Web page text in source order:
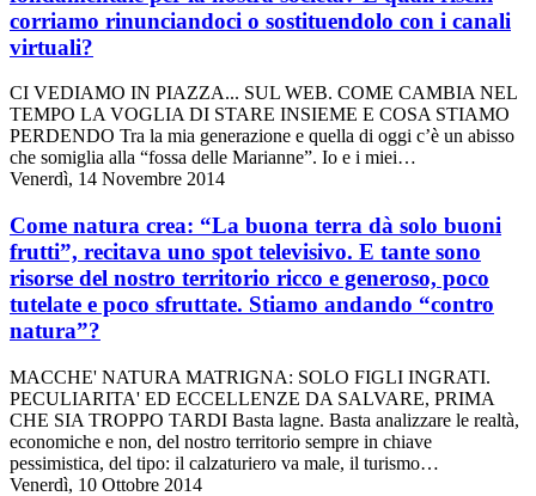
corriamo rinunciandoci o sostituendolo con i canali
virtuali?
CI VEDIAMO IN PIAZZA... SUL WEB. COME CAMBIA NEL
TEMPO LA VOGLIA DI STARE INSIEME E COSA STIAMO
PERDENDO Tra la mia generazione e quella di oggi c’è un abisso
che somiglia alla “fossa delle Marianne”. Io e i miei…
Venerdì, 14 Novembre 2014
Come natura crea: “La buona terra dà solo buoni
frutti”, recitava uno spot televisivo. E tante sono
risorse del nostro territorio ricco e generoso, poco
tutelate e poco sfruttate. Stiamo andando “contro
natura”?
MACCHE' NATURA MATRIGNA: SOLO FIGLI INGRATI.
PECULIARITA' ED ECCELLENZE DA SALVARE, PRIMA
CHE SIA TROPPO TARDI Basta lagne. Basta analizzare le realtà,
economiche e non, del nostro territorio sempre in chiave
pessimistica, del tipo: il calzaturiero va male, il turismo…
Venerdì, 10 Ottobre 2014